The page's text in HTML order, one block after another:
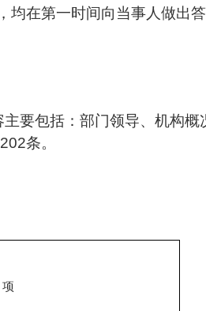
在第一时间向当事人做出答
要包括：部门领导、机构概
条。